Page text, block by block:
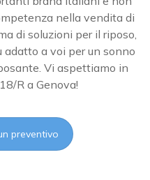
nella vendita di
di soluzioni per il riposo,
a voi per un sonno
Vi aspettiamo in
R a Genova!
preventivo